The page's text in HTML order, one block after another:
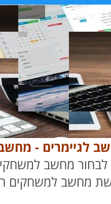
לגיימרים - מחשב
לבחור מחשב
מחשב למשחקים